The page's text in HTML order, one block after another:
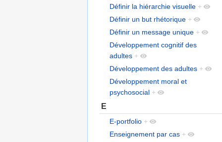
Définir la hiérarchie visuelle +
Définir un but rhétorique +
Définir un message unique +
Développement cognitif des
adultes +
Développement des adultes +
Développement moral et
psychosocial +
E
E-portfolio +
Enseignement par cas +